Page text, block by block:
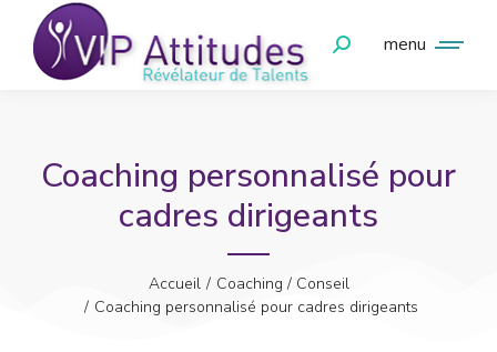
menu
Coaching personnalisé pour
cadres dirigeants
Vous êtes ici :Accueil
Coaching / Conseil
Coaching personnalisé pour cadres dirigeants